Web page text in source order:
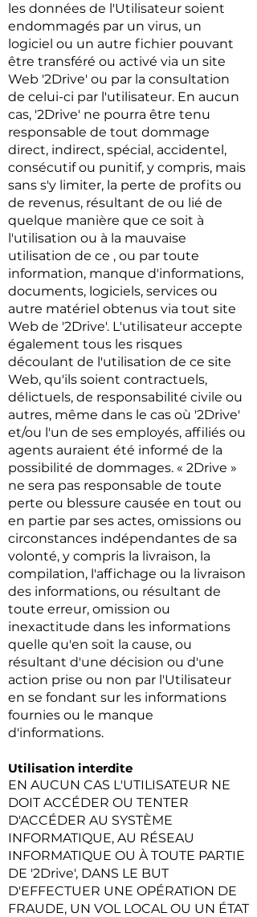
les données de l'Utilisateur soient
endommagés par un virus, un
logiciel ou un autre fichier pouvant
être transféré ou activé via un site
Web '2Drive' ou par la consultation
de celui-ci par l'utilisateur. En aucun
cas, '2Drive' ne pourra être tenu
responsable de tout dommage
direct, indirect, spécial, accidentel,
consécutif ou punitif, y compris, mais
sans s'y limiter, la perte de profits ou
de revenus, résultant de ou lié de
quelque manière que ce soit à
l'utilisation ou à la mauvaise
utilisation de ce , ou par toute
information, manque d'informations,
documents, logiciels, services ou
autre matériel obtenus via tout site
Web de '2Drive'. L'utilisateur accepte
également tous les risques
découlant de l'utilisation de ce site
Web, qu'ils soient contractuels,
délictuels, de responsabilité civile ou
autres, même dans le cas où '2Drive'
et/ou l'un de ses employés, affiliés ou
agents auraient été informé de la
possibilité de dommages. « 2Drive »
ne sera pas responsable de toute
perte ou blessure causée en tout ou
en partie par ses actes, omissions ou
circonstances indépendantes de sa
volonté, y compris la livraison, la
compilation, l'affichage ou la livraison
des informations, ou résultant de
toute erreur, omission ou
inexactitude dans les informations
quelle qu'en soit la cause, ou
résultant d'une décision ou d'une
action prise ou non par l'Utilisateur
en se fondant sur les informations
fournies ou le manque
d'informations.
Utilisation interdite
EN AUCUN CAS L'UTILISATEUR NE
DOIT ACCÉDER OU TENTER
D'ACCÉDER AU SYSTÈME
INFORMATIQUE, AU RÉSEAU
INFORMATIQUE OU À TOUTE PARTIE
DE '2Drive', DANS LE BUT
D'EFFECTUER UNE OPÉRATION DE
FRAUDE, UN VOL LOCAL OU UN ÉTAT